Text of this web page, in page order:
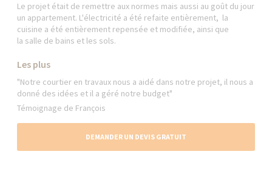
Le projet était de remettre aux normes mais aussi au goût du jour
un appartement. L'électricité a été refaite entièrement, la
cuisine a été entièrement repensée et modifiée, ainsi que
la salle de bains et les sols.
Les plus
"Notre courtier en travaux nous a aidé dans notre projet, il nous a
donné des idées et il a géré notre budget"
Témoignage de François
DEMANDER UN DEVIS GRATUIT